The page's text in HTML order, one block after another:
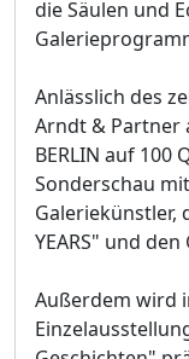
die Säulen und
Anlässlich des
Arndt & Partner
BERLIN auf
Sonderschau
Galeriekünstler,
YEARS" und
Außerdem wird